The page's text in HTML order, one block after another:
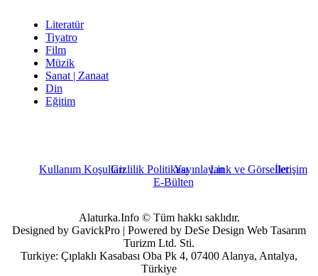
Literatür
Tiyatro
Film
Müzik
Sanat | Zanaat
Din
Eğitim
Kullanım KoşullarıGizlilik PolitikasıYayınlayanLink ve Görsellerİletişim
E-Bülten
Alaturka.Info © Tüm hakkı saklıdır.
Designed by GavickPro | Powered by DeSe Design Web Tasarım
Turizm Ltd. Sti.
Turkiye: Çıplaklı Kasabası Oba Pk 4, 07400 Alanya, Antalya,
Türkiye